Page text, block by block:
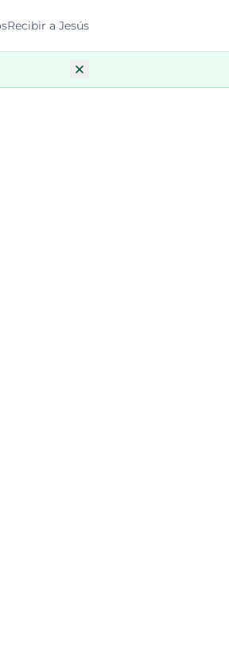
Recibir a Jesús